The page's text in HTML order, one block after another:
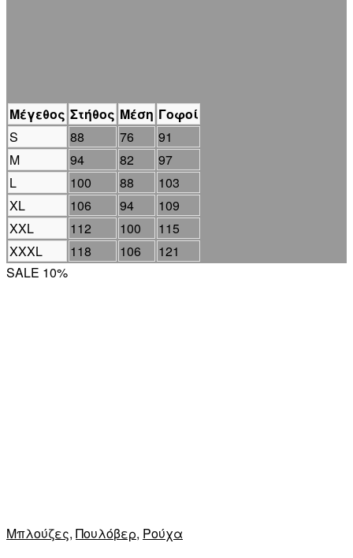
Μέγεθος Στήθος Μέση Γοφοί
S
88 76
91
M
94 82
97
L
100 88
103
XL
106 94
109
XXL
112 100
115
XXXL
118 106
121
SALE 10%
Μπλούζες, Πουλόβερ, Ρούχα